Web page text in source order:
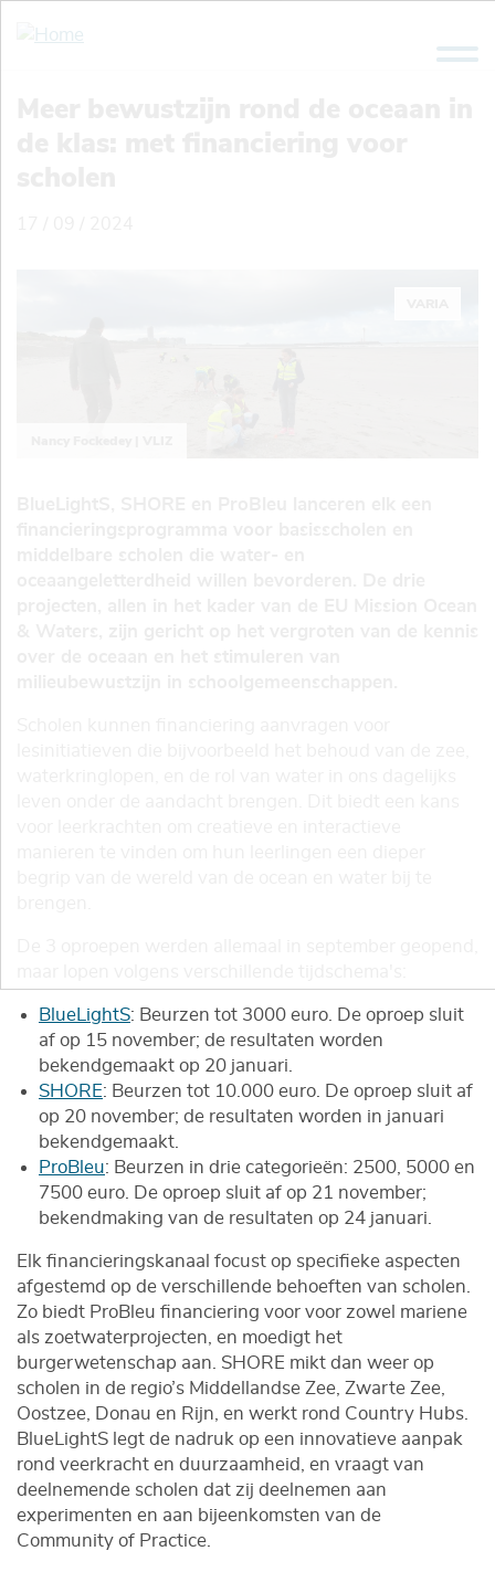
BlueLightS: Beurzen tot 3000 euro. De oproep sluit
af op 15 november; de resultaten worden
bekendgemaakt op 20 januari.
SHORE: Beurzen tot 10.000 euro. De oproep sluit af
op 20 november; de resultaten worden in januari
bekendgemaakt.
ProBleu: Beurzen in drie categorieën: 2500, 5000 en
7500 euro. De oproep sluit af op 21 november;
bekendmaking van de resultaten op 24 januari.
Elk financieringskanaal focust op specifieke aspecten
afgestemd op de verschillende behoeften van scholen.
Zo biedt ProBleu financiering voor voor zowel mariene
als zoetwaterprojecten, en moedigt het
burgerwetenschap aan. SHORE mikt dan weer op
scholen in de regio’s Middellandse Zee, Zwarte Zee,
Oostzee, Donau en Rijn, en werkt rond Country Hubs.
BlueLightS legt de nadruk op een innovatieve aanpak
rond veerkracht en duurzaamheid, en vraagt van
deelnemende scholen dat zij deelnemen aan
experimenten en aan bijeenkomsten van de
Community of Practice.